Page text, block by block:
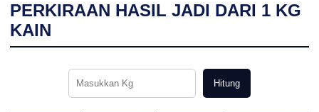
PERKIRAAN HASIL JADI DARI 1 KG
KAIN
Hitung